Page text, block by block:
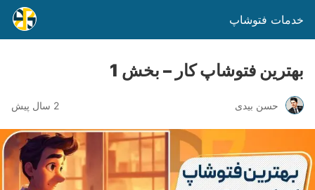
خدمات فتوشاپ
بهترین فتوشاپ کار – بخش 1
حسن بیدی 2 سال پیش